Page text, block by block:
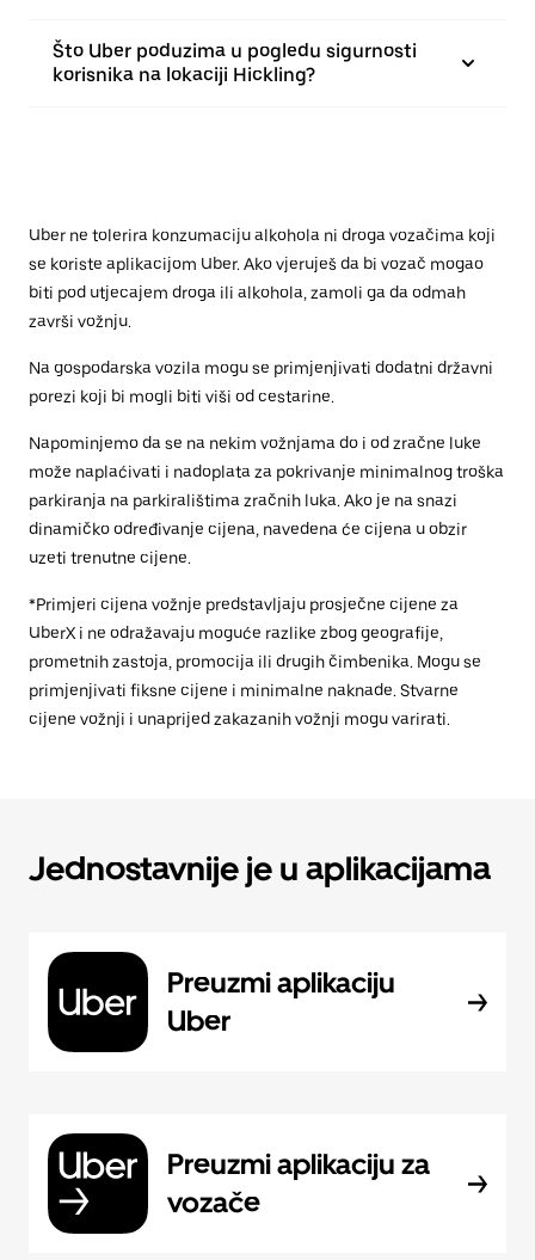
Što Uber poduzima u pogledu sigurnosti
korisnika na lokaciji Hickling?
Uber ne tolerira konzumaciju alkohola ni droga vozačima koji
se koriste aplikacijom Uber. Ako vjeruješ da bi vozač mogao
biti pod utjecajem droga ili alkohola, zamoli ga da odmah
završi vožnju.
Na gospodarska vozila mogu se primjenjivati dodatni državni
porezi koji bi mogli biti viši od cestarine.
Napominjemo da se na nekim vožnjama do i od zračne luke
može naplaćivati i nadoplata za pokrivanje minimalnog troška
parkiranja na parkiralištima zračnih luka. Ako je na snazi
dinamičko određivanje cijena, navedena će cijena u obzir
uzeti trenutne cijene.
*Primjeri cijena vožnje predstavljaju prosječne cijene za
UberX i ne odražavaju moguće razlike zbog geografije,
prometnih zastoja, promocija ili drugih čimbenika. Mogu se
primjenjivati fiksne cijene i minimalne naknade. Stvarne
cijene vožnji i unaprijed zakazanih vožnji mogu varirati.
Jednostavnije je u aplikacijama
Preuzmi aplikaciju
Uber
Preuzmi aplikaciju za
vozače